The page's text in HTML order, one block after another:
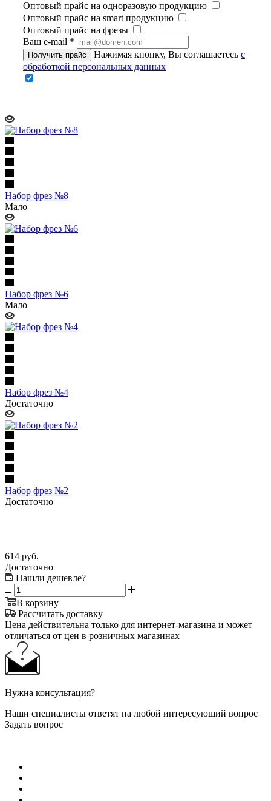
Оптовый прайс на одноразовую продукцию
Оптовый прайс на smart продукцию
Оптовый прайс на фрезы
Ваш e-mail *
Получить прайс Нажимая кнопку, Вы соглашаетесь с
обработкой персональных данных
Набор фрез №8
Мало
Набор фрез №6
Мало
Набор фрез №4
Достаточно
Набор фрез №2
Достаточно
614 руб.
Достаточно
Нашли дешевле?
В корзину
Рассчитать доставку
Цена действительна только для интернет-магазина и может
отличаться от цен в розничных магазинах
Нужна консультация?
Наши специалисты ответят на любой интересующий вопрос
Задать вопрос